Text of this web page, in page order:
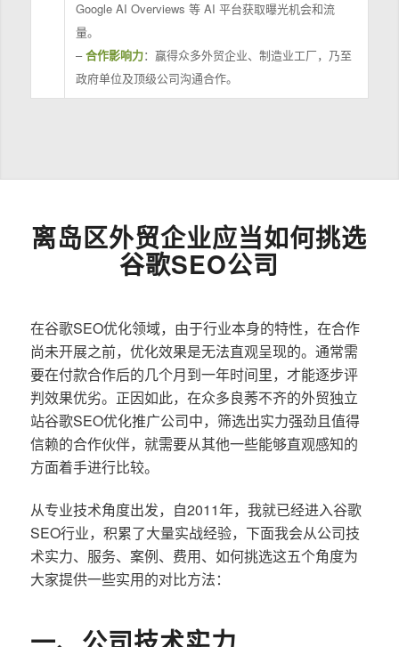
Google AI Overviews 等 AI 平台获取曝光机会和流
量。
–合作影响力：赢得众多外贸企业、制造业工厂，乃至
政府单位及顶级公司沟通合作。
离岛区外贸企业应当如何挑选
谷歌SEO公司
在谷歌SEO优化领域，由于行业本身的特性，在合作
尚未开展之前，优化效果是无法直观呈现的。通常需
要在付款合作后的几个月到一年时间里，才能逐步评
判效果优劣。正因如此，在众多良莠不齐的外贸独立
站谷歌SEO优化推广公司中，筛选出实力强劲且值得
信赖的合作伙伴，就需要从其他一些能够直观感知的
方面着手进行比较。
从专业技术角度出发，自2011年，我就已经进入谷歌
SEO行业，积累了大量实战经验，下面我会从公司技
术实力、服务、案例、费用、如何挑选这五个角度为
大家提供一些实用的对比方法：